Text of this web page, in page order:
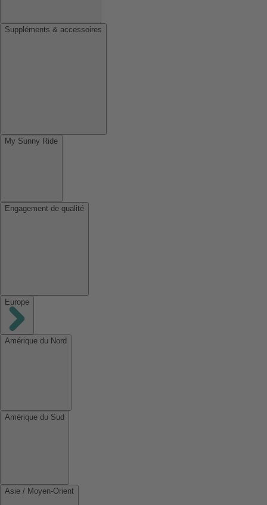
Suppléments & accessoires
My Sunny Ride
Engagement de qualité
Europe
Amérique du Nord
Amérique du Sud
Asie / Moyen-Orient